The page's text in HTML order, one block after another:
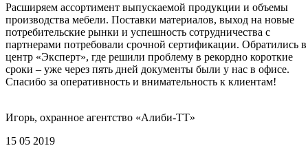
Расширяем ассортимент выпускаемой продукции и объемы
производства мебели. Поставки материалов, выход на новые
потребительские рынки и успешность сотрудничества с
партнерами потребовали срочной сертификации. Обратились в
центр «Эксперт», где решили проблему в рекордно короткие
сроки – уже через пять дней документы были у нас в офисе.
Спасибо за оперативность и внимательность к клиентам!
Игорь, охранное агентство «Алиби-ТТ»
15 05 2019